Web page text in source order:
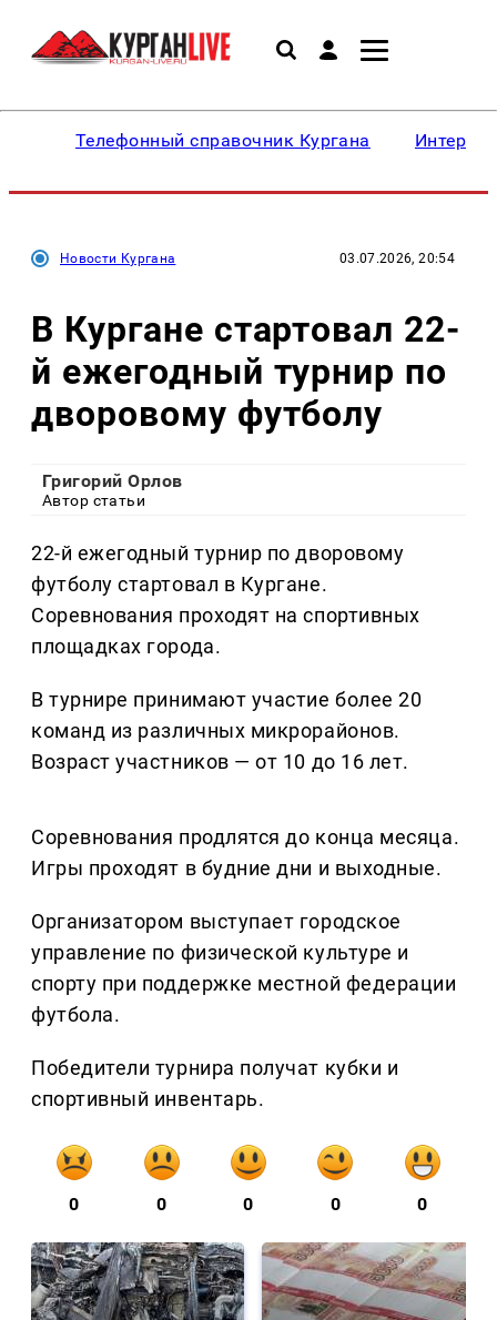
Телефонный справочник Кургана
Новости Кургана 03.07.2026, 20:54
В Кургане стартовал 22-
й ежегодный турнир по
дворовому футболу
Григорий Орлов
Автор статьи
22-й ежегодный турнир по дворовому
футболу стартовал в Кургане.
Соревнования проходят на спортивных
площадках города.
В турнире принимают участие более 20
команд из различных микрорайонов.
Возраст участников — от 10 до 16 лет.
Соревнования продлятся до конца месяца.
Игры проходят в будние дни и выходные.
Организатором выступает городское
управление по физической культуре и
спорту при поддержке местной федерации
футбола.
Победители турнира получат кубки и
спортивный инвентарь.
0 0 0 0 0